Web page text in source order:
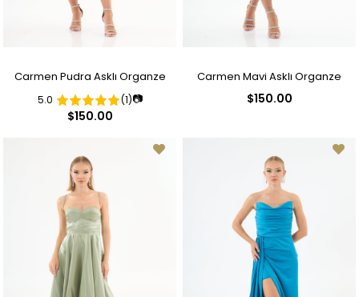
Carmen Pudra Asklı Organze
Saten Söz Elbisesi
5.0 (1)📷
$150.00
Carmen Mavi Asklı Organze
$150.00